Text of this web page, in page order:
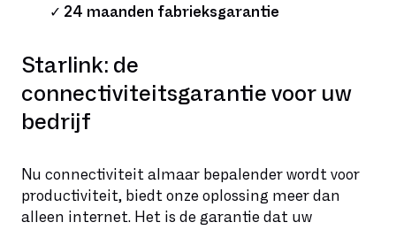
24 maanden fabrieksgarantie
Starlink: de
connectiviteitsgarantie voor uw
bedrijf
Nu connectiviteit almaar bepalender wordt voor
productiviteit, biedt onze oplossing meer dan
alleen internet. Het is de garantie dat uw